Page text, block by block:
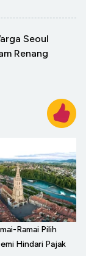
Seoul
Renang
Ramai Pilih
Hindari Pajak